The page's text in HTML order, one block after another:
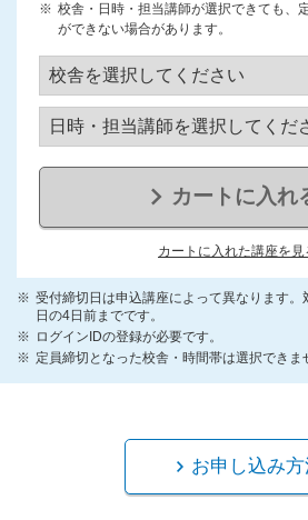
校舎・日時・担当講師が選択できても、
ができない場合があります。
カートに入れ
カートに入れた講座を見
受付締切日は申込講座によって異なります
日の4日前までです。
ログインIDの登録が必要です。
定員締切となった校舎・時間帯は選択できま
お申し込み